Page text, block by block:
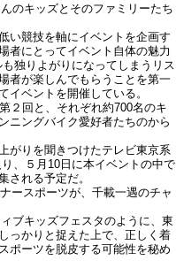
のキッズとそのファミリーたち
い競技を軸にイベントを企画す
者にとってイベント自体の魅力
独りよがりになってしまうリス
者が楽しんでもらうことを第一
イベントを開催している。
２回と、それぞれ約700名のキ
ニングバイク愛好者たちのから
がりを聞きつけたテレビ東京系
、５月10日に本イベントの中で
される予定だ。
ースポーツが、千載一遇のチャ
ブキッズフェスタのように、東
っかりと捉えた上で、正しく着
ポーツを脱皮する可能性を秘め